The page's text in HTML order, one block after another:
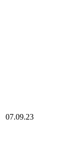
07.09.23